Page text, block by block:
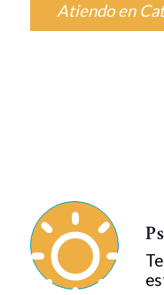
Atiendo en